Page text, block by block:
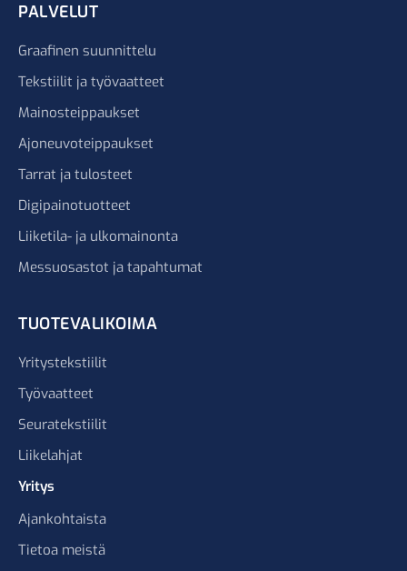
PALVELUT
Graafinen suunnittelu
Tekstiilit ja työvaatteet
Mainosteippaukset
Ajoneuvoteippaukset
Tarrat ja tulosteet
Digipainotuotteet
Liiketila- ja ulkomainonta
Messuosastot ja tapahtumat
TUOTEVALIKOIMA
Yritystekstiilit
Työvaatteet
Seuratekstiilit
Liikelahjat
Yritys
Ajankohtaista
Tietoa meistä